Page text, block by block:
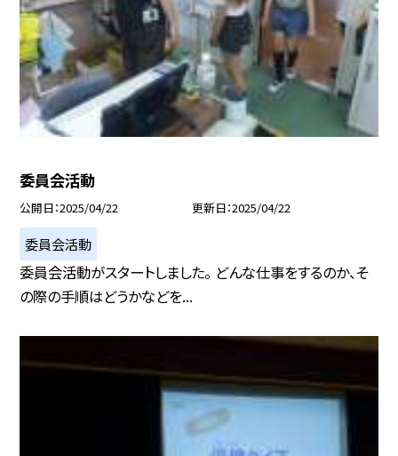
委員会活動
公開日 2025/04/22 更新日 2025/04/22
委員会活動
委員会活動がスタートしました。 どんな仕事をするのか、そ
の際の手順はどうかなどを...